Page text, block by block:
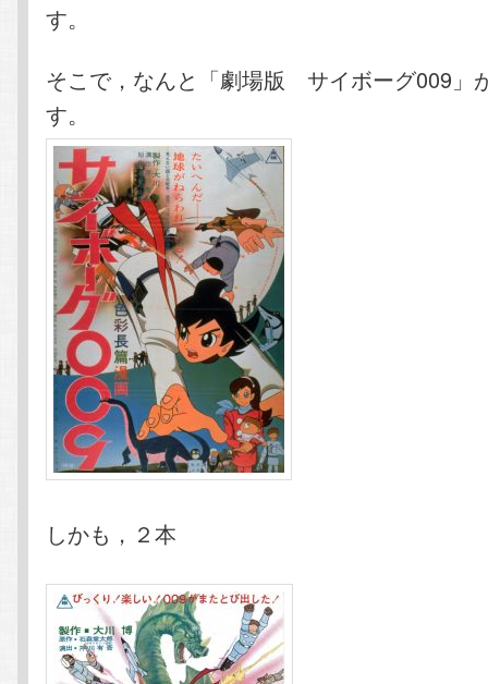
す。
そこで，なんと「劇場版 サイボーグ009」
す。
しかも，２本